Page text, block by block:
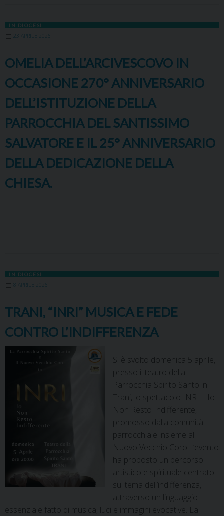
IN DIOCESI
23 APRILE 2026
OMELIA DELL’ARCIVESCOVO IN
OCCASIONE 270° ANNIVERSARIO
DELL’ISTITUZIONE DELLA
PARROCCHIA DEL SANTISSIMO
SALVATORE E IL 25° ANNIVERSARIO
DELLA DEDICAZIONE DELLA
CHIESA.
IN DIOCESI
8 APRILE 2026
TRANI, “INRI” MUSICA E FEDE
CONTRO L’INDIFFERENZA
Si è svolto domenica 5 aprile,
presso il teatro della
Parrocchia Spirito Santo in
Trani, lo spettacolo INRI – Io
Non Resto Indifferente,
promosso dalla comunità
parrocchiale insieme al
Nuovo Vecchio Coro.L’evento
ha proposto un percorso
artistico e spirituale centrato
sul tema dell’indifferenza,
attraverso un linguaggio
essenziale fatto di musica, luci e immagini evocative. La